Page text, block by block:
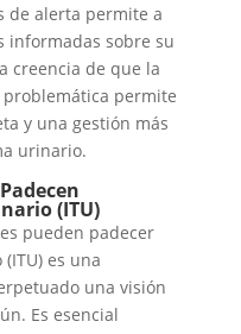
de alerta permite a
informadas sobre su
creencia de que la
permite
y una gestión más
urinario.
(ITU)
pueden padecer
es una
una visión
Es esencial